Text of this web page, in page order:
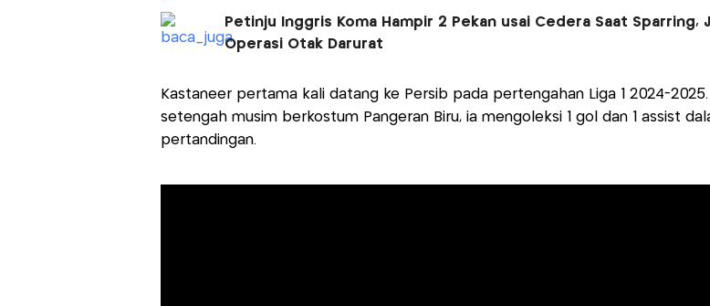
Petinju Inggris Koma Hampir 2 Pekan usai Cedera Saat Sparring,
Operasi Otak Darurat
Kastaneer pertama kali datang ke Persib pada pertengahan Liga 1 2024-2025.
setengah musim berkostum Pangeran Biru, ia mengoleksi 1 gol dan 1 assist
pertandingan.